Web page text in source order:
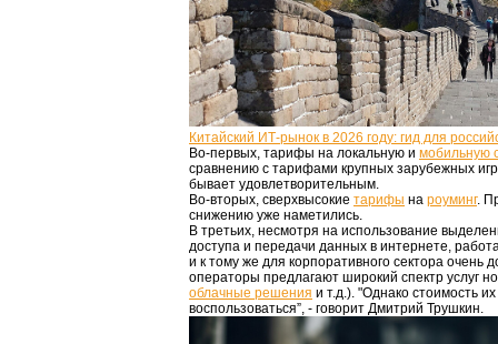
Китайский ИТ-рынок в 2026 году: гид для
Во-первых, тарифы на локальную и мобильную
сравнению с тарифами крупных зарубежных
бывает удовлетворительным.
Во-вторых, сверхвысокие тарифы на роуминг.
снижению уже наметились.
В третьих, несмотря на использование
доступа и передачи данных в интернете,
и к тому же для корпоративного сектора очень
операторы предлагают широкий спектр услуг
облачные решения и т.д.). "Однако стоимость
воспользоваться”, - говорит Дмитрий Трушкин.